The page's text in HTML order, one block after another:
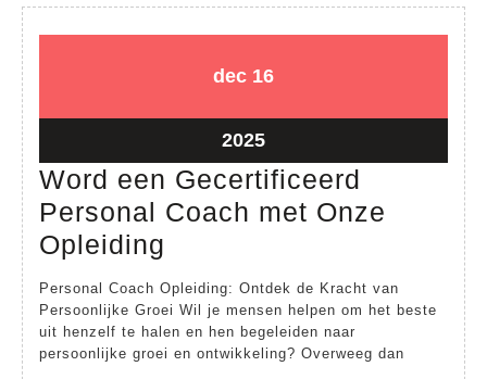
dec16
2025
1616
202516
december
2025
Word een Gecertificeerd
Personal Coach met Onze
Opleiding
een
Gecertificeerd
Personal
Personal Coach Opleiding: Ontdek de Kracht van
Persoonlijke Groei Wil je mensen helpen om het beste
uit henzelf te halen en hen begeleiden naar
persoonlijke groei en ontwikkeling? Overweeg dan